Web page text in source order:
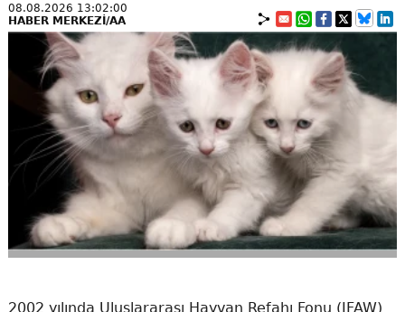
08.08.2026 13:02:00
HABER MERKEZİ/AA
2002 yılında Uluslararası Hayvan Refahı Fonu (IFAW)